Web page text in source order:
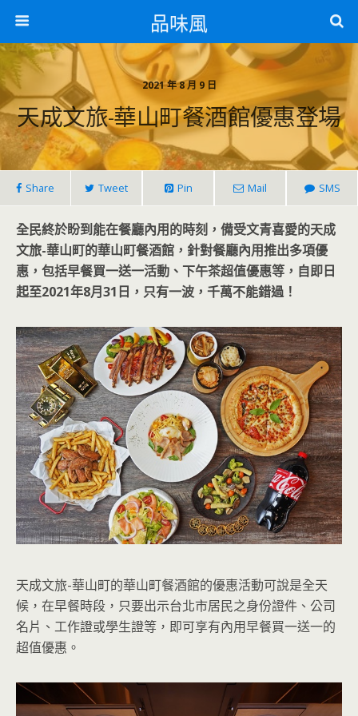
品味風
2021 年 8 月 9 日
天成文旅-華山町餐酒館優惠登場
Share Tweet Pin Mail SMS
全民終於盼到能在餐廳內用的時刻，備受文青喜愛的天成
文旅-華山町的華山町餐酒館，針對餐廳內用推出多項優
惠，包括早餐買一送一活動、下午茶超值優惠等，自即日
起至2021年8月31日，只有一波，千萬不能錯過！
天成文旅-華山町的華山町餐酒館的優惠活動可說是全天
候，在早餐時段，只要出示台北市居民之身份證件、公司
名片、工作證或學生證等，即可享有內用早餐買一送一的
超值優惠。